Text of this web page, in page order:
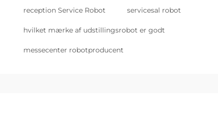
reception Service Robot servicesal robot
hvilket mærke af udstillingsrobot er godt
messecenter robotproducent